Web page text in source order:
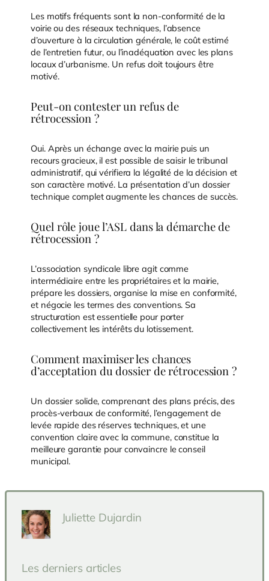
Les motifs fréquents sont la non-conformité de la
voirie ou des réseaux techniques, l’absence
d’ouverture à la circulation générale, le coût estimé
de l’entretien futur, ou l’inadéquation avec les plans
locaux d’urbanisme. Un refus doit toujours être
motivé.
Peut-on contester un refus de
rétrocession ?
Oui. Après un échange avec la mairie puis un
recours gracieux, il est possible de saisir le tribunal
administratif, qui vérifiera la légalité de la décision et
son caractère motivé. La présentation d’un dossier
technique complet augmente les chances de succès.
Quel rôle joue l’ASL dans la démarche de
rétrocession ?
L’association syndicale libre agit comme
intermédiaire entre les propriétaires et la mairie,
prépare les dossiers, organise la mise en conformité,
et négocie les termes des conventions. Sa
structuration est essentielle pour porter
collectivement les intérêts du lotissement.
Comment maximiser les chances
d’acceptation du dossier de rétrocession ?
Un dossier solide, comprenant des plans précis, des
procès-verbaux de conformité, l’engagement de
levée rapide des réserves techniques, et une
convention claire avec la commune, constitue la
meilleure garantie pour convaincre le conseil
municipal.
Juliette Dujardin
Les derniers articles